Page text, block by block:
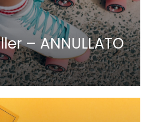
– ANNULLATO